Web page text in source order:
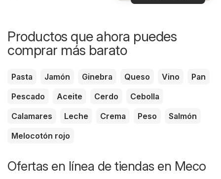
Productos que ahora puedes
comprar más barato
Pasta Jamón Ginebra Queso Vino
Pan
Pescado
Aceite Cerdo
Cebolla
Calamares
Leche Crema Peso
Salmón
Melocotón rojo
Ofertas en línea de tiendas en Meco